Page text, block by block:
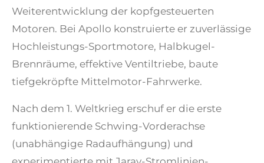
Weiterentwicklung der kopfgesteuerten
Motoren. Bei Apollo konstruierte er zuverlässige
Hochleistungs-Sportmotore, Halbkugel-
Brennräume, effektive Ventiltriebe, baute
tiefgekröpfte Mittelmotor-Fahrwerke.
Nach dem 1. Weltkrieg erschuf er die erste
funktionierende Schwing-Vorderachse
(unabhängige Radaufhängung) und